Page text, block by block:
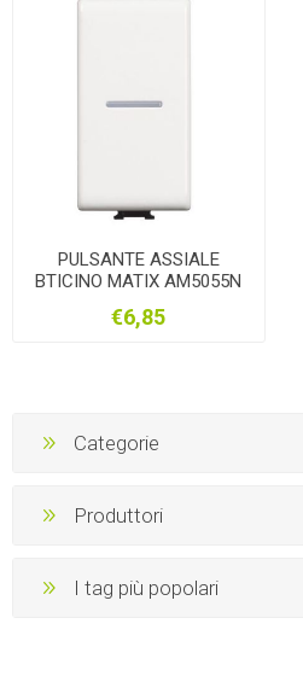
PULSANTE ASSIALE
BTICINO MATIX AM5055N
€6,85
Categorie
Produttori
I tag più popolari